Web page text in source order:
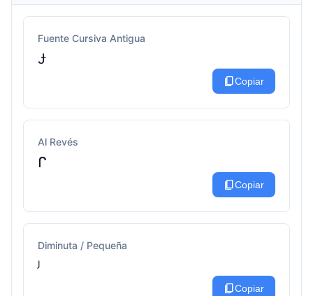
Fuente Cursiva Antigua
Ɉ
content_copyCopiar
Al Revés
ᒋ
content_copyCopiar
Diminuta / Pequeña
ᴶ
content_copyCopiar